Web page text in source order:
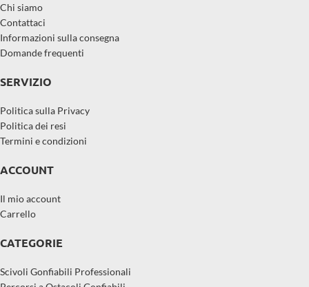
Chi siamo
Contattaci
Informazioni sulla consegna
Domande frequenti
SERVIZIO
Politica sulla Privacy
Politica dei resi
Termini e condizioni
ACCOUNT
Il mio account
Carrello
CATEGORIE
Scivoli Gonfiabili Professionali